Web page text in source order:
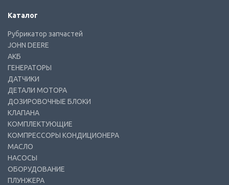
Каталог
Рубрикатор запчастей
JOHN DEERE
АКБ
ГЕНЕРАТОРЫ
ДАТЧИКИ
ДЕТАЛИ МОТОРА
ДОЗИРОВОЧНЫЕ БЛОКИ
КЛАПАНА
КОМПЛЕКТУЮЩИЕ
КОМПРЕССОРЫ КОНДИЦИОНЕРА
МАСЛО
НАСОСЫ
ОБОРУДОВАНИЕ
ПЛУНЖЕРА